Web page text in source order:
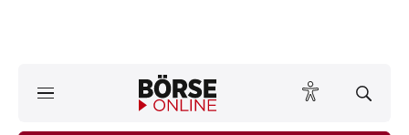
ktuelle Ausgabe BÖRSE ONLINE lesen